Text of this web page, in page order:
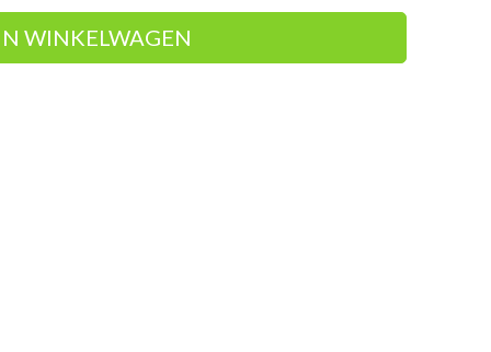
WINKELWAGEN